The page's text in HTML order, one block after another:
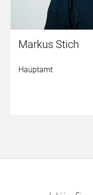
Markus Stich
Hauptamt